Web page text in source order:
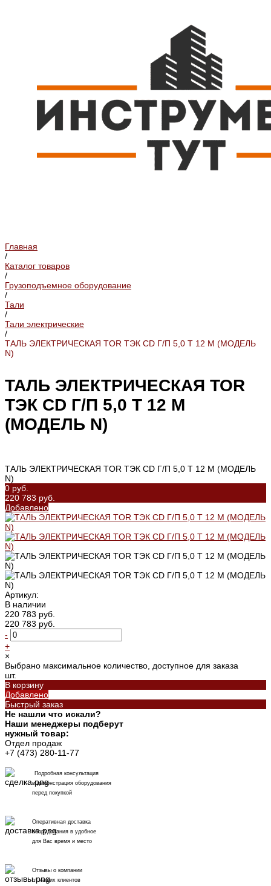
Главная
/
Каталог товаров
/
Грузоподъемное оборудование
/
Тали
/
Тали электрические
/
ТАЛЬ ЭЛЕКТРИЧЕСКАЯ TOR ТЭК CD Г/П 5,0 Т 12 М (МОДЕЛЬ
N)
ТАЛЬ ЭЛЕКТРИЧЕСКАЯ TOR
ТЭК CD Г/П 5,0 Т 12 М
(МОДЕЛЬ N)
ТАЛЬ ЭЛЕКТРИЧЕСКАЯ TOR ТЭК CD Г/П 5,0 Т 12 М (МОДЕЛЬ
N)
0 руб.
220 783 руб.
Добавлено
Артикул:
В наличии
220 783 руб.
220 783 руб.
-
+
×
Выбрано максимальное количество, доступное для заказа
шт.
В корзину
Добавлено
Быстрый заказ
Не нашли что искали?
Наши менеджеры подберут
нужный товар:
Отдел продаж
+7 (473) 280-11-77
Подробная консультация
и демонстрация оборудования
перед покупкой
Оперативная доставка
оборудования в удобное
для Вас время и место
Отзывы о компании
от наших клиентов